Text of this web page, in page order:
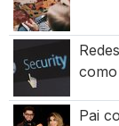
Pai